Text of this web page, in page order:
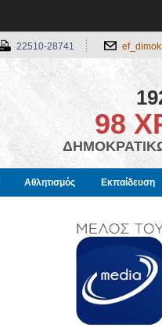
22510-28741
98
Αθλητισμός Εκπαίδευση